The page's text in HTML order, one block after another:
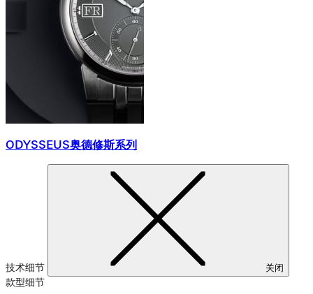
ODYSSEUS奥德修斯系列
技术细节 关闭
款型细节